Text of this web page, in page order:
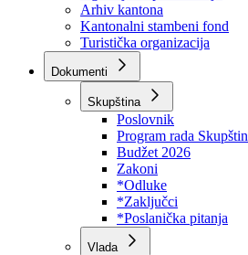
BPK šume
RTV BPK
Agencija za privatizaciju
Arhiv kantona
Kantonalni stambeni fond
Turistička organizacija
Dokumenti
Skupština
Poslovnik
Program rada Skupštine
Budžet 2026
Zakoni
*Odluke
*Zaključci